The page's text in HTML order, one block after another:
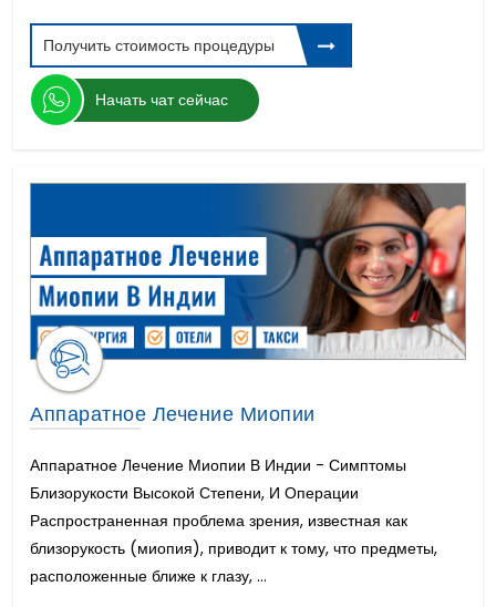
Получить стоимость процедуры
Начать чат сейчас
Аппаратное Лечение Миопии
Аппаратное Лечение Миопии В Индии - Симптомы
Близорукости Высокой Степени, И Операции
Распространенная проблема зрения, известная как
близорукость (миопия), приводит к тому, что предметы,
расположенные ближе к глазу, ...